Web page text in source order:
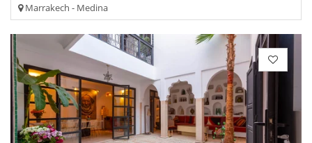
Marrakech - Medina